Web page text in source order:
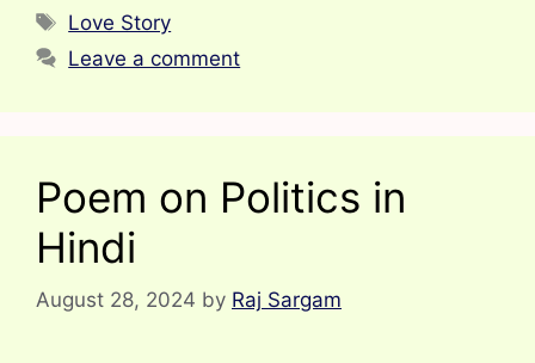
Tags
Love Story
Leave a comment
Poem on Politics in
Hindi
August 28, 2024 by Raj Sargam